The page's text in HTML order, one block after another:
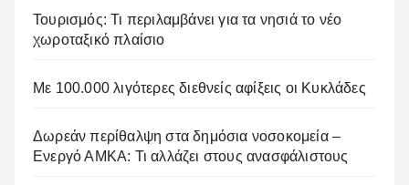
Τουρισμός: Τι περιλαμβάνει για τα νησιά το νέο
χωροταξικό πλαίσιο
Με 100.000 λιγότερες διεθνείς αφίξεις οι Κυκλάδες
Δωρεάν περίθαλψη στα δημόσια νοσοκομεία –
Ενεργό ΑΜΚΑ: Τι αλλάζει στους ανασφάλιστους